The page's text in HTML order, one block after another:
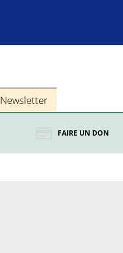
Newsletter
FAIRE UN DON